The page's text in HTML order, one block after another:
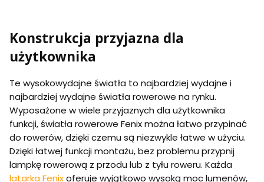
Konstrukcja przyjazna dla
użytkownika
Te wysokowydajne światła to najbardziej wydajne i
najbardziej wydajne światła rowerowe na rynku.
Wyposażone w wiele przyjaznych dla użytkownika
funkcji, światła rowerowe Fenix można łatwo przypinać
do rowerów, dzięki czemu są niezwykle łatwe w użyciu.
Dzięki łatwej funkcji montażu, bez problemu przypnij
lampkę rowerową z przodu lub z tyłu roweru. Każda
latarka Fenixoferuje wyjątkowo wysoką moc lumenów,